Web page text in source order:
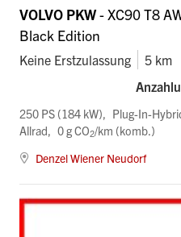
VOLVO PKW- XC90 T8
Black Edition
Keine Erstzulassung 5 km
250 PS (184 kW) Plug-In-
Allrad
0 g CO2/km (komb.)
Denzel Wiener Neudorf